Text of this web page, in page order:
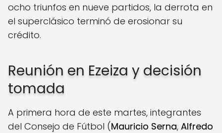
ocho triunfos en nueve partidos, la derrota en
el superclásico terminó de erosionar su
crédito.
Reunión en Ezeiza y decisión
tomada
A primera hora de este martes, integrantes
del Consejo de Fútbol (Mauricio Serna, Alfredo